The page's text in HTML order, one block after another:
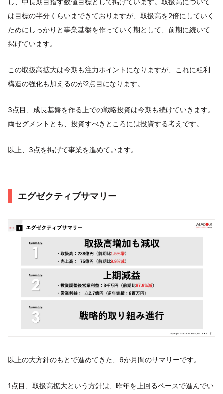
は目標の半分くらいまできておりますが、取扱高を2倍にしていく
ためにしっかりと事業基盤を作っていく期として、前期に続いて
掲げています。
この取扱高拡大は今期も注力ポイントになりますが、これに粗利
構造の強化も加えるのが2点目になります。
3点目、成長基盤を作る上での戦略投資は今期も続けていきます。
両セグメントとも、投資すべきところには投資する考えです。
以上、3点を掲げて事業を進めています。
エグゼクティブサマリー
以上の大方針のもとで進めてきた、6か月間のサマリーです。
1点目、取扱高拡大という方針は、昨年を上回るペースで進んでい